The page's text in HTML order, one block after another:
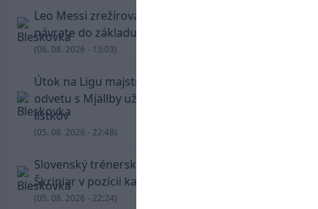
Leo Messi zrežíroval obrat Interu Miami, pri
návrate do základu strelil dva góly
(06. 08. 2026 - 13:03)
Útok na Ligu majstrov láka! Slovan hlási na
odvetu s Mjällby už viac ako 13-tisíc predaných
lístkov
(05. 08. 2026 - 22:48)
Slovenský trénerský súboj pre Borbélyho,
Škriniar v pozícii kapitána potiahol Fenerbahce
(05. 08. 2026 - 22:24)